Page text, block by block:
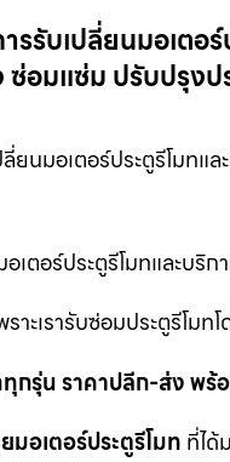
รับเปลี่ยนมอเตอ
อมแซ่ม ปรับปรุงป
นมอเตอร์ประตูรีโมทแล
เตอร์ประตูรีโมทและบ
าะเรารับซ่อมประตูรีโ
ทุกรุ่น ราคาปลีก-ส่ง พร้
มอเตอร์ประตูรีโมท ที่ได้